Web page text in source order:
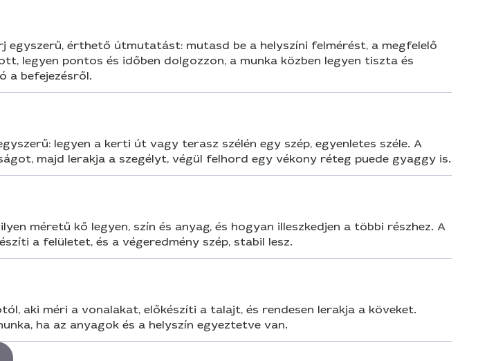
érthető útmutatást: mutasd be a helyszíni felmérést, a megfelelő
legyen pontos és időben dolgozzon, a munka közben legyen tiszta és
a befejezésről.
legyen a kerti út vagy terasz szélén egy szép, egyenletes széle. A
majd lerakja a szegélyt, végül felhord egy vékony réteg puede gyaggy is.
méretű kő legyen, szín és anyag, és hogyan illeszkedjen a többi részhez. A
a felületet, és a végeredmény szép, stabil lesz.
aki méri a vonalakat, előkészíti a talajt, és rendesen lerakja a köveket.
ha az anyagok és a helyszín egyeztetve van.